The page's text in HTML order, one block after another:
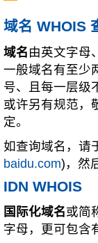
域名 WHOIS
域名 由英文字母
一般域名有至少
号、且每一层级
或许另有规范，
定。
如查询域名，请
baidu.com)，然
IDN WHOIS
国际化域名或简
字母，更可包含